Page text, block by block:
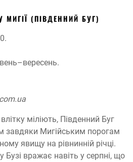
МИГІЇ (ПІВДЕННИЙ БУГ)
міліють, Південний Буг
завдяки Мигійським порогам
явищу на рівнинній річці.
вражає навіть у серпні, що